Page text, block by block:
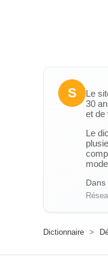
S Le
30
et de
Le
Dans
Dictionnaire >